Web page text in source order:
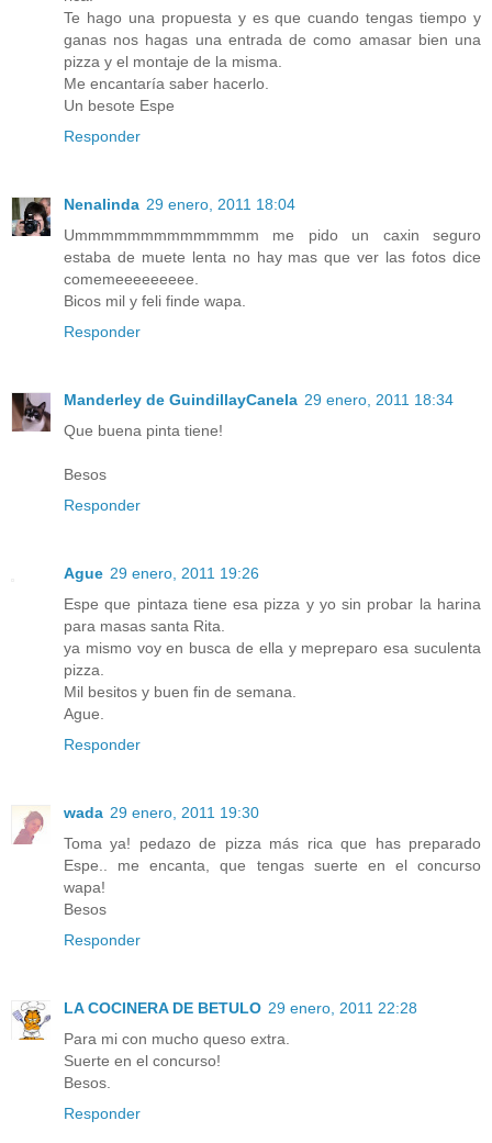
Te hago una propuesta y es que cuando tengas tiempo y
ganas nos hagas una entrada de como amasar bien una
pizza y el montaje de la misma.
Me encantaría saber hacerlo.
Un besote Espe
Responder
Nenalinda 29 enero, 2011 18:04
Ummmmmmmmmmmmmm me pido un caxin seguro
estaba de muete lenta no hay mas que ver las fotos dice
comemeeeeeeeee.
Bicos mil y feli finde wapa.
Responder
Manderley de GuindillayCanela 29 enero, 2011 18:34
Que buena pinta tiene!
Besos
Responder
Ague 29 enero, 2011 19:26
Espe que pintaza tiene esa pizza y yo sin probar la harina
para masas santa Rita.
ya mismo voy en busca de ella y mepreparo esa suculenta
pizza.
Mil besitos y buen fin de semana.
Ague.
Responder
wada 29 enero, 2011 19:30
Toma ya! pedazo de pizza más rica que has preparado
Espe.. me encanta, que tengas suerte en el concurso
wapa!
Besos
Responder
LA COCINERA DE BETULO 29 enero, 2011 22:28
Para mi con mucho queso extra.
Suerte en el concurso!
Besos.
Responder